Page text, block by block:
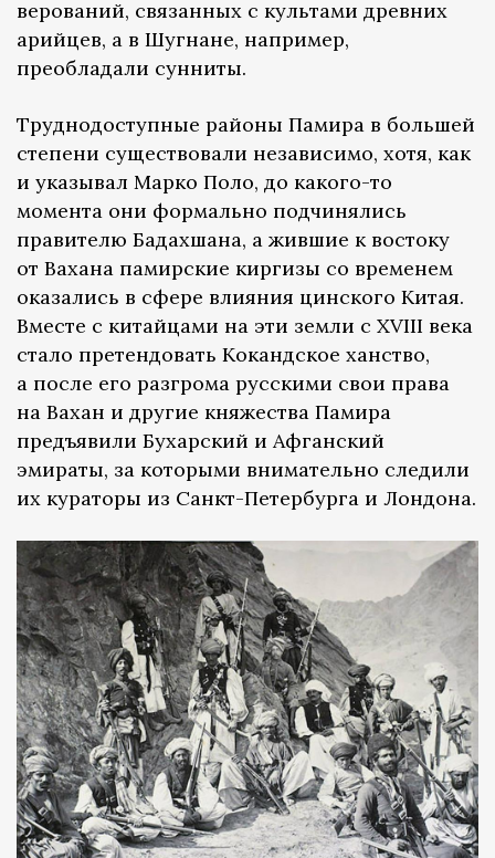
верований, связанных с культами древних
арийцев, а в Шугнане, например,
преобладали сунниты.
Труднодоступные районы Памира в большей
степени существовали независимо, хотя, как
и указывал Марко Поло, до какого-то
момента они формально подчинялись
правителю Бадахшана, а жившие к востоку
от Вахана памирские киргизы со временем
оказались в сфере влияния цинского Китая.
Вместе с китайцами на эти земли с XVIII века
стало претендовать Кокандское ханство,
а после его разгрома русскими свои права
на Вахан и другие княжества Памира
предъявили Бухарский и Афганский
эмираты, за которыми внимательно следили
их кураторы из Санкт-Петербурга и Лондона.